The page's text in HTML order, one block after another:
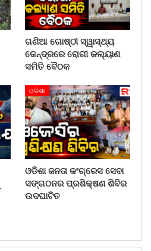
ଗଣିଆ ଗୋଷ୍ଠୀ ସ୍ୱାସ୍ଥ୍ୟ
କେନ୍ଦ୍ରରେ ରୋଗୀ କଲ୍ୟାଣ
ସମିତି ବୈଠକ
ଓଡିଶା
ଓଡିଶା ଜନତା କଂଗ୍ରେସ ସେବା
ସଙ୍ଗଠନର ପ୍ରଶିକ୍ଷଣ ଶିବିର
ଉଦଘାଟିତ